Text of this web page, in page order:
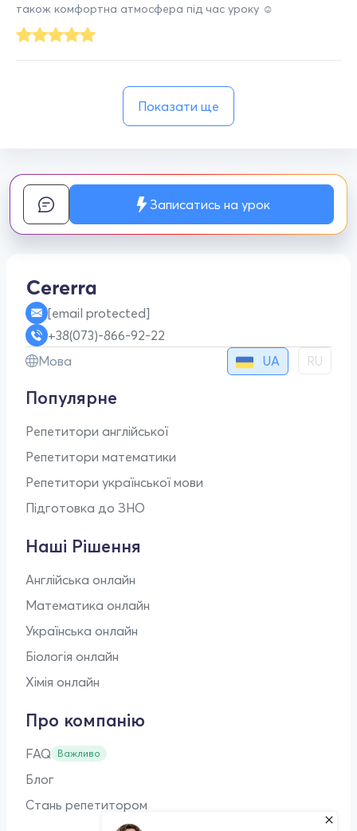
також комфортна атмосфера під час уроку ☺️
Показати ще
Записатись на урок
[email protected]
+38(073)-866-92-22
Мова
UA RU
Популярне
Репетитори англійської
Репетитори математики
Репетитори української мови
Підготовка до ЗНО
Наші Рішення
Англійська онлайн
Математика онлайн
Українська онлайн
Біологія онлайн
Хімія онлайн
Про компанію
FAQ Важливо
Блог
Стань репетитором